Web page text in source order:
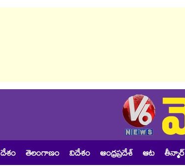
దేశం తెలంగాణం విదేశం ఆంధ్రప్రదేశ్ ఆట తీన్మార్